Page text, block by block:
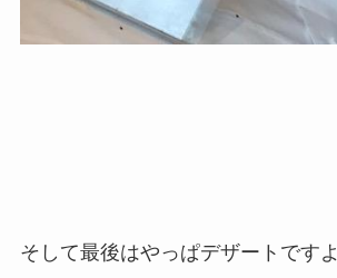
そして最後はやっぱデザートですよ